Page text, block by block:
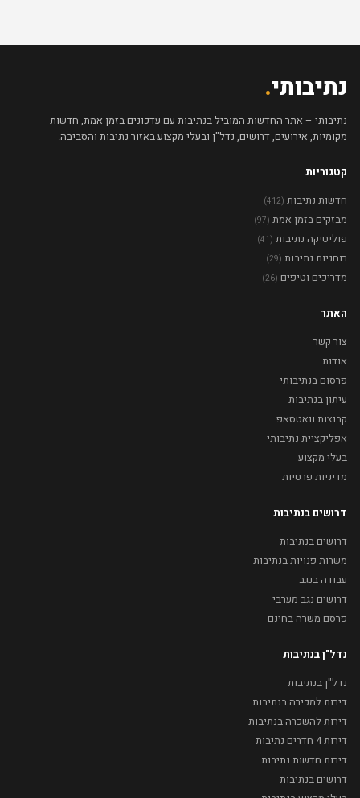
נתיבותי.
נתיבותי – אתר החדשות המוביל בנתיבות עם עדכונים בזמן אמת, חדשות
מקומיות, אירועים, דרושים, נדל"ן ובעלי מקצוע באזור נתיבות והסביבה.
קטגוריות
חדשות נתיבות (412)
מבזקים בזמן אמת (97)
פוליטיקה נתיבות (41)
רוחניות נתיבות (29)
מדריכים וטיפים (26)
האתר
צור קשר
אודות
פרסום בנתיבותי
עיתון בנתיבות
קבוצות וואטסאפ
אפליקציית נתיבותי
בעלי מקצוע
מדיניות פרטיות
דרושים בנתיבות
דרושים בנתיבות
משרות פנויות בנתיבות
עבודה בנגב
דרושים נגב מערבי
פרסם משרה בחינם
נדל"ן בנתיבות
נדל"ן בנתיבות
דירות למכירה בנתיבות
דירות להשכרה בנתיבות
דירות 4 חדרים נתיבות
דירות חדשות נתיבות
דרושים בנתיבות